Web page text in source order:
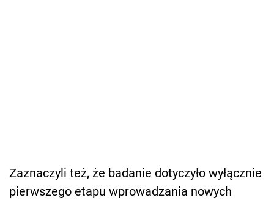
Zaznaczyli też, że badanie dotyczyło wyłącznie
pierwszego etapu wprowadzania nowych